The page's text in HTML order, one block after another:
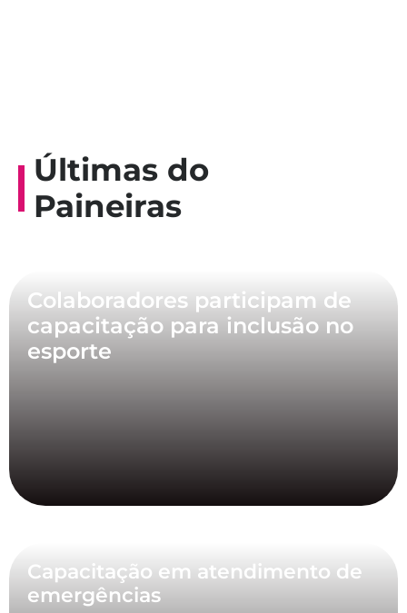
Últimas do
Paineiras
Colaboradores participam de
capacitação para inclusão no
esporte
Capacitação em atendimento de
emergências